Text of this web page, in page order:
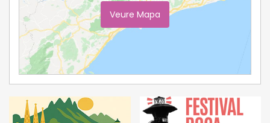
Veure Mapa